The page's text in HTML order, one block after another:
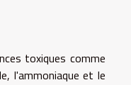
toxiques comme
l'ammoniaque et le